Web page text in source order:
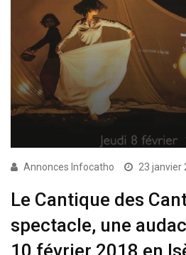
Annonces Infocatho 23 janvier
Le Cantique des
spectacle, une